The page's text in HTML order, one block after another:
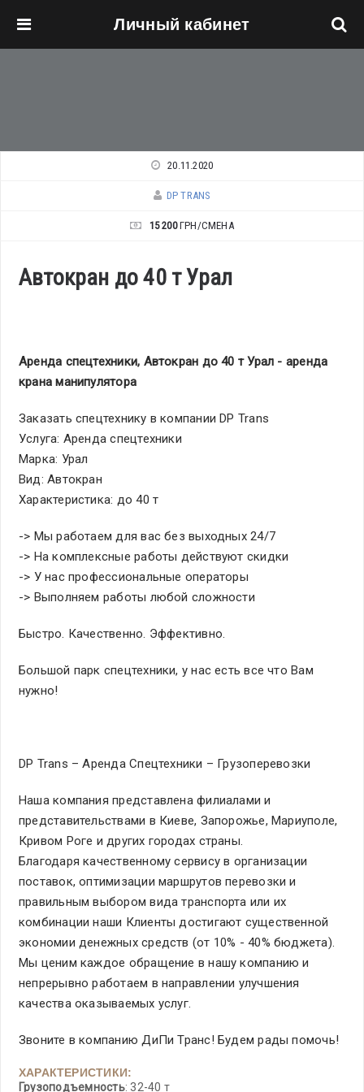
Личный кабинет
20.11.2020
DP TRANS
15 200 ГРН/СМЕНА
Автокран до 40 т Урал
Аренда спецтехники, Автокран до 40 т Урал - аренда
крана манипулятора
Заказать спецтехнику в компании DP Trans
Услуга: Аренда спецтехники
Марка: Урал
Вид: Автокран
Характеристика: до 40 т
-> Мы работаем для вас без выходных 24/7
-> На комплексные работы действуют скидки
-> У нас профессиональные операторы
-> Выполняем работы любой сложности
Быстро. Качественно. Эффективно.
Большой парк спецтехники, у нас есть все что Вам
нужно!
DP Trans – Аренда Спецтехники – Грузоперевозки
Наша компания представлена филиалами и
представительствами в Киеве, Запорожье, Мариуполе,
Кривом Роге и других городах страны.
Благодаря качественному сервису в организации
поставок, оптимизации маршрутов перевозки и
правильным выбором вида транспорта или их
комбинации наши Клиенты достигают существенной
экономии денежных средств (от 10% - 40% бюджета).
Мы ценим каждое обращение в нашу компанию и
непрерывно работаем в направлении улучшения
качества оказываемых услуг.
Звоните в компанию ДиПи Транс! Будем рады помочь!
ХАРАКТЕРИСТИКИ:
Грузоподъемность: 32-40 т